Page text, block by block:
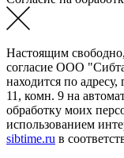
Настоящим
согласие ООО
находится по
11, комн. 9 на
обработку моих
использованием
sibtime.ru в